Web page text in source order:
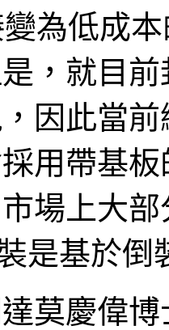
為低成
，就目
因此當
用帶基
場上大部
是基於
莫慶偉